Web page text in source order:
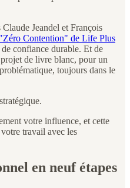
Jeandel et François
Contention" de Life Plus
confiance durable. Et de
de livre blanc, pour un
toujours dans le
votre influence, et cette
travail avec les
en neuf étapes